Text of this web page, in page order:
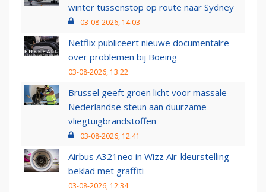
winter tussenstop op route naar Sydney
03-08-2026, 14:03
Netflix publiceert nieuwe documentaire
over problemen bij Boeing
03-08-2026, 13:22
Brussel geeft groen licht voor massale
Nederlandse steun aan duurzame
vliegtuigbrandstoffen
03-08-2026, 12:41
Airbus A321neo in Wizz Air-kleurstelling
beklad met graffiti
03-08-2026, 12:34